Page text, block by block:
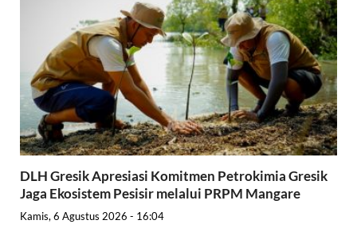
DLH Gresik Apresiasi Komitmen Petrokimia Gresik
Jaga Ekosistem Pesisir melalui PRPM Mangare
Kamis, 6 Agustus 2026 - 16:04